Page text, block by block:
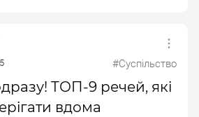
#Суспільство
ТОП-9 речей, які
вдома